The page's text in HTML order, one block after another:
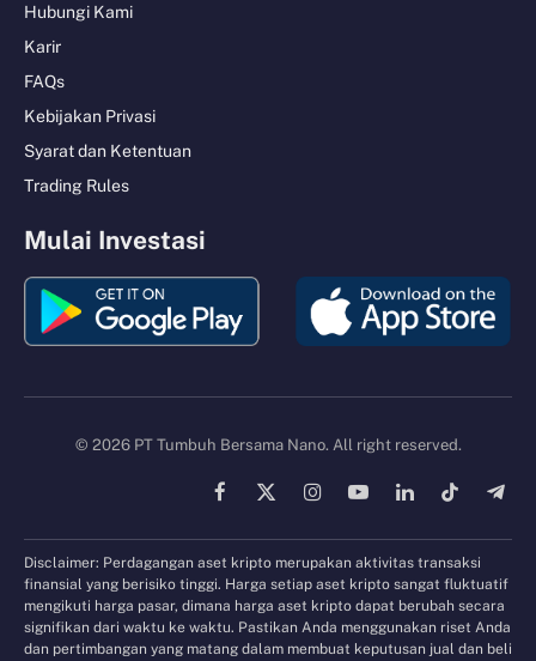
Hubungi Kami
Karir
FAQs
Kebijakan Privasi
Syarat dan Ketentuan
Trading Rules
Mulai Investasi
© 2026 PT Tumbuh Bersama Nano. All right reserved.
Facebook
X
InstagramYouTubeLinkedInTikTok
Disclaimer: Perdagangan aset kripto merupakan aktivitas transaksi
finansial yang berisiko tinggi. Harga setiap aset kripto sangat fluktuatif
mengikuti harga pasar, dimana harga aset kripto dapat berubah secara
signifikan dari waktu ke waktu. Pastikan Anda menggunakan riset Anda
dan pertimbangan yang matang dalam membuat keputusan jual dan beli